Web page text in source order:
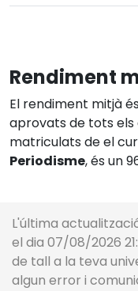
Rendiment
El rendiment mitjà
aprovats de tots els
matriculats de el
Periodisme, és un
L'última
el dia 07/08/2026
de tall a la teva
algun error i